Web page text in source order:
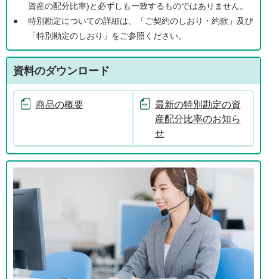
資産の配分比率)と必ずしも一致するものではありません。
●
特別勘定についての詳細は、「ご契約のしおり・約款」及び
「特別勘定のしおり」をご参照ください。
資料のダウンロード
商品の概要
最新の特別勘定の資
産配分比率のお知ら
せ